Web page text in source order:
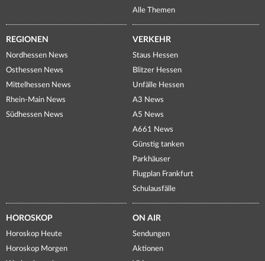
Alle Themen
REGIONEN
Nordhessen News
Osthessen News
Mittelhessen News
Rhein-Main News
Südhessen News
VERKEHR
Staus Hessen
Blitzer Hessen
Unfälle Hessen
A3 News
A5 News
A661 News
Günstig tanken
Parkhäuser
Flugplan Frankfurt
Schulausfälle
HOROSKOP
Horoskop Heute
Horoskop Morgen
ON AIR
Sendungen
Aktionen